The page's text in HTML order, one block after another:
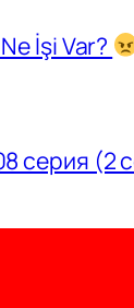
İşi Var?
серия (2